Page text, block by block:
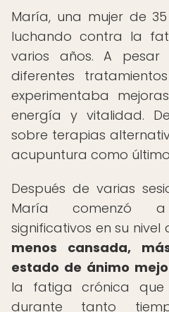
María, una mujer de
luchando contra la
varios años. A
diferentes
experimentaba
energía y vitalidad.
sobre terapias
acupuntura como
Después de varias
María comenzó
significativos en su nivel
menos cansada,
estado de ánimo
la fatiga crónica
durante tanto